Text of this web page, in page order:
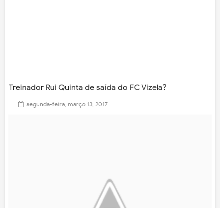
Treinador Rui Quinta de saída do FC Vizela?
segunda-feira, março 13, 2017